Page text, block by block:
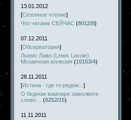
13.01.2012
[Сезонное чтение]
Что читаем СЕЙЧАС (8012/8)
07.12.2011
[Обсерватория]
Льюис Лаво (Lewis Lavoie).
Мозаичная иллюзия (10153/4)
28.11.2011
[Истина - где то рядом... ]
О бедном вампире замолвите
слово…
(8252/15)
11.11.2011